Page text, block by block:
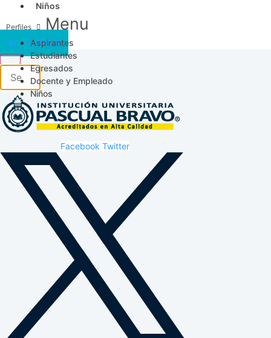
Niños
Menu
Aspirantes
Estudiantes
Egresados
Docente y Empleado
Niños
Acceso SICAU
Facebook Twitter